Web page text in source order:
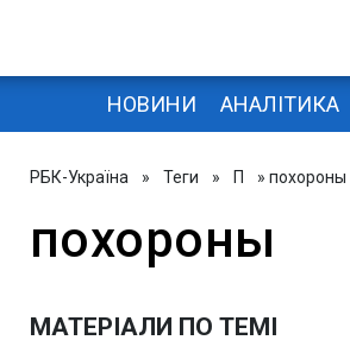
НОВИНИ АНАЛІТИКА
РБК-Україна » Теги » П » похороны
похороны
МАТЕРІАЛИ ПО ТЕМІ